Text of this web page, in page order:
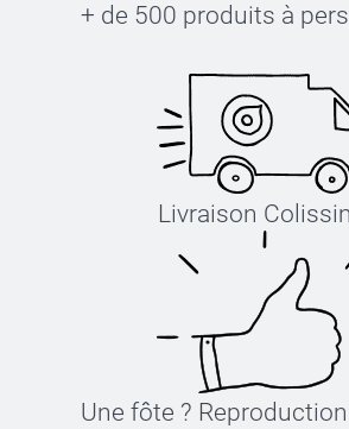
+ de 500 produits à
Livraison
Une fôte ?